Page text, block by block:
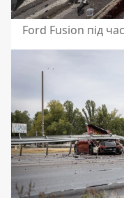
Ford Fusion під